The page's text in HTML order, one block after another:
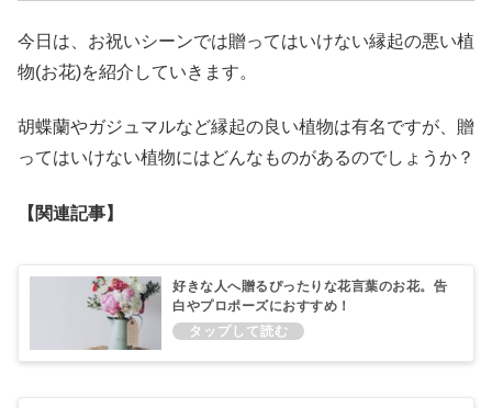
今日は、お祝いシーンでは贈ってはいけない縁起の悪い植
物(お花)を紹介していきます。
胡蝶蘭やガジュマルなど縁起の良い植物は有名ですが、贈
ってはいけない植物にはどんなものがあるのでしょうか？
【関連記事】
好きな人へ贈るぴったりな花言葉のお花。告
白やプロポーズにおすすめ！